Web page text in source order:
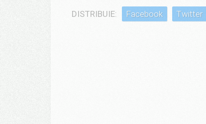
DISTRIBUIE: Facebook Twitter